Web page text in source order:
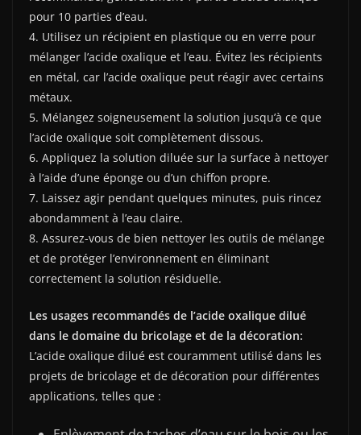
pour 10 parties d’eau.
4. Utilisez un récipient en plastique ou en verre pour
mélanger l’acide oxalique et l’eau. Évitez les récipients
en métal, car l’acide oxalique peut réagir avec certains
métaux.
5. Mélangez soigneusement la solution jusqu’à ce que
l’acide oxalique soit complètement dissous.
6. Appliquez la solution diluée sur la surface à nettoyer
à l’aide d’une éponge ou d’un chiffon propre.
7. Laissez agir pendant quelques minutes, puis rincez
abondamment à l’eau claire.
8. Assurez-vous de bien nettoyer les outils de mélange
et de protéger l’environnement en éliminant
correctement la solution résiduelle.
Les usages recommandés de l’acide oxalique dilué
dans le domaine du bricolage et de la décoration:
L’acide oxalique dilué est couramment utilisé dans les
projets de bricolage et de décoration pour différentes
applications, telles que :